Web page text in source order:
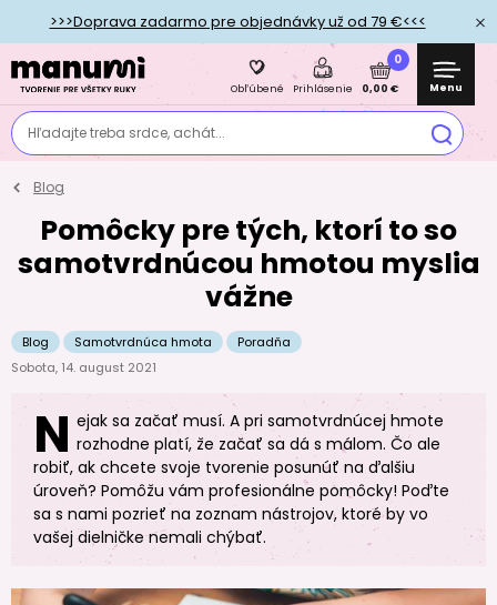
>>>Doprava zadarmo pre objednávky už od 79 €<<<
Hľadajte treba srdce, achát...
Obľúbené Prihlásenie
0
0,00 € Menu
Blog
Pomôcky pre tých, ktorí to so
samotvrdnúcou hmotou myslia
vážne
Blog Samotvrdnúca hmota
Poradňa
Sobota, 14. august 2021
N ejak sa začať musí. A pri samotvrdnúcej hmote
rozhodne platí, že začať sa dá s málom. Čo ale
robiť, ak chcete svoje tvorenie posunúť na ďalšiu
úroveň? Pomôžu vám profesionálne pomôcky! Poďte
sa s nami pozrieť na zoznam nástrojov, ktoré by vo
vašej dielničke nemali chýbať.